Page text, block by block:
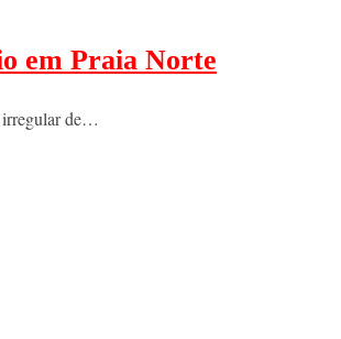
em Praia Norte
irregular de…